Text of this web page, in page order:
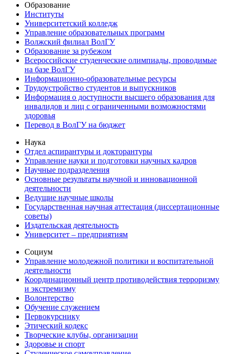
Образование
Институты
Университетский колледж
Управление образовательных программ
Волжский филиал ВолГУ
Образование за рубежом
Всероссийские студенческие олимпиады, проводимые
на базе ВолГУ
Информационно-образовательные ресурсы
Трудоустройство студентов и выпускников
Информация о доступности высшего образования для
инвалидов и лиц с ограниченными возможностями
здоровья
Перевод в ВолГУ на бюджет
Наука
Отдел аспирантуры и докторантуры
Управление науки и подготовки научных кадров
Научные подразделения
Основные результаты научной и инновационной
деятельности
Ведущие научные школы
Государственная научная аттестация (диссертационные
советы)
Издательская деятельность
Университет – предприятиям
Социум
Управление молодежной политики и воспитательной
деятельности
Координационный центр противодействия терроризму
и экстремизму
Волонтерство
Обучение служением
Первокурснику
Этический кодекс
Творческие клубы, организации
Здоровье и спорт